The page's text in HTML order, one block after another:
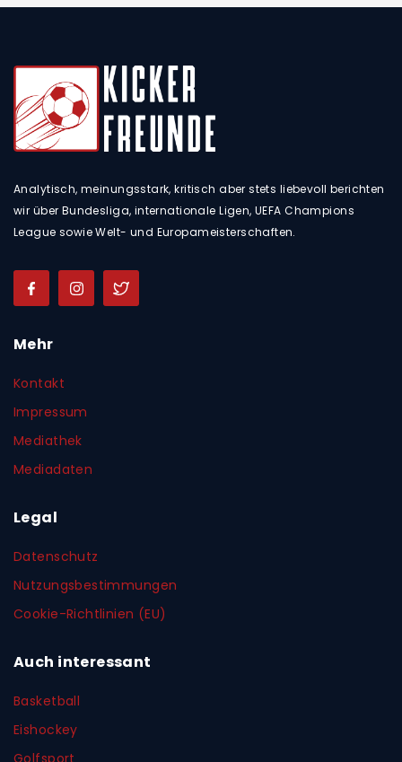
Analytisch, meinungsstark, kritisch aber stets liebevoll berichten
wir über Bundesliga, internationale Ligen, UEFA Champions
League sowie Welt- und Europameisterschaften.
Mehr
Kontakt
Impressum
Mediathek
Mediadaten
Legal
Datenschutz
Nutzungsbestimmungen
Cookie-Richtlinien (EU)
Auch interessant
Basketball
Eishockey
Golfsport